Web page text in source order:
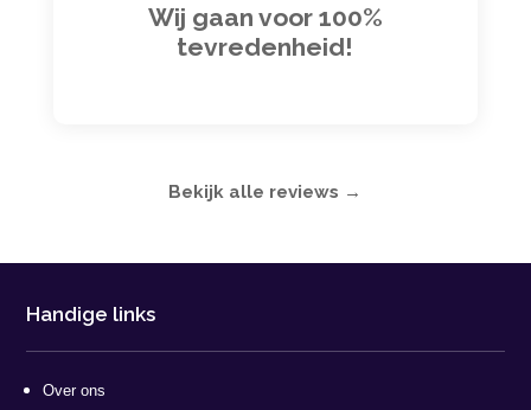
Wij gaan voor 100%
tevredenheid!
Bekijk alle reviews →
Handige links
Over ons